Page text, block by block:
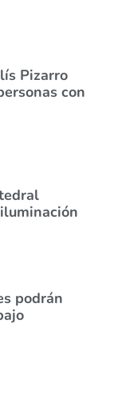
Pizarro
con
podrán